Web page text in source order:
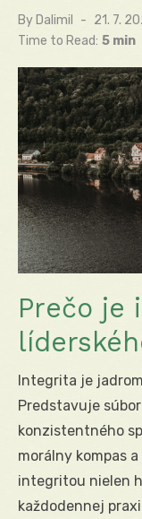
By Dalimil
Posted
on
21. 7.
Time to Read: 5 min
Prečo je
Integrita je
Predstavuje
konzistentného
morálny kompas
integritou nielen
každodennej